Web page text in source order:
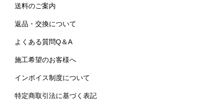
送料のご案内
返品・交換について
よくある質問Q＆A
施工希望のお客様へ
インボイス制度について
特定商取引法に基づく表記